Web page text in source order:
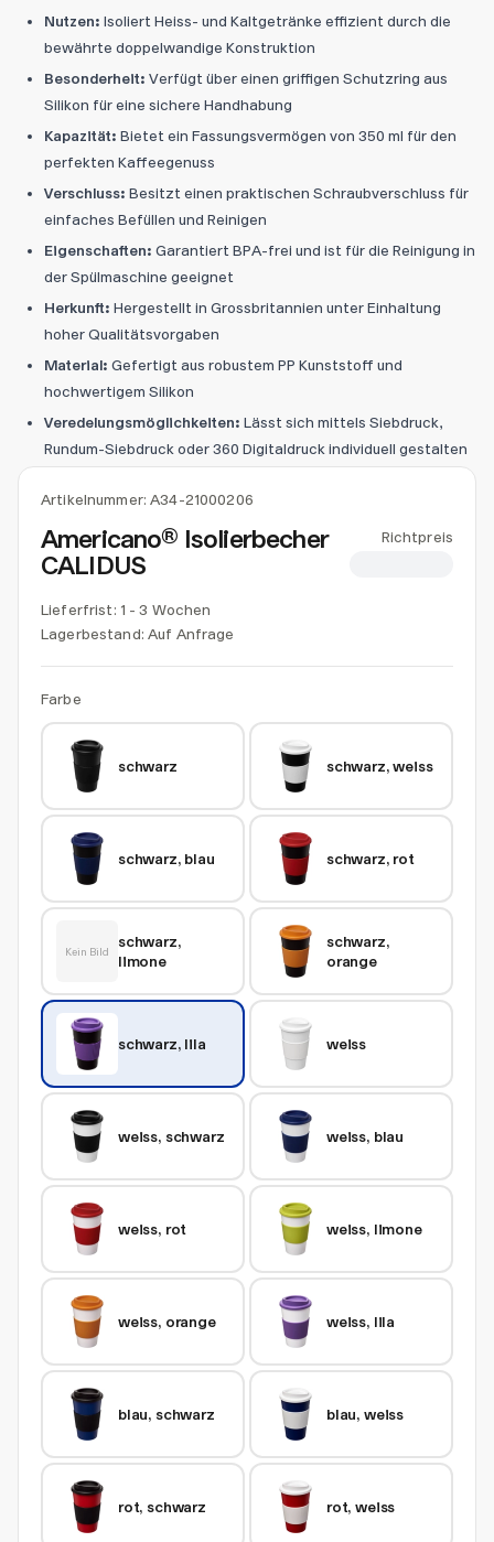
Artikelnummer:A34-21000206
Americano® Isolierbecher
CALIDUS
Richtpreis
Lieferfrist: 1 - 3 Wochen
Lagerbestand: Auf Anfrage
Farbe
schwarz schwarz, weiss
schwarz, blau schwarz, rot
Kein Bild
schwarz,
limone
schwarz,
orange
schwarz, lila weiss
weiss, schwarz weiss, blau
weiss, rot weiss, limone
weiss, orange weiss, lila
blau, schwarz blau, weiss
rot, schwarz rot, weiss
Nutzen: Isoliert Heiss- und Kaltgetränke effizient durch die
bewährte doppelwandige Konstruktion
Besonderheit: Verfügt über einen griffigen Schutzring aus
Silikon für eine sichere Handhabung
Kapazität: Bietet ein Fassungsvermögen von 350 ml für den
perfekten Kaffeegenuss
Verschluss: Besitzt einen praktischen Schraubverschluss für
einfaches Befüllen und Reinigen
Eigenschaften: Garantiert BPA-frei und ist für die Reinigung in
der Spülmaschine geeignet
Herkunft: Hergestellt in Grossbritannien unter Einhaltung
hoher Qualitätsvorgaben
Material: Gefertigt aus robustem PP Kunststoff und
hochwertigem Silikon
Veredelungsmöglichkeiten: Lässt sich mittels Siebdruck,
Rundum-Siebdruck oder 360 Digitaldruck individuell gestalten